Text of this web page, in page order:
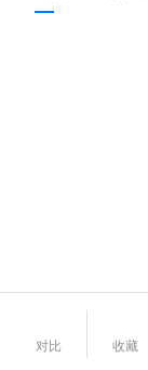
对比 收藏